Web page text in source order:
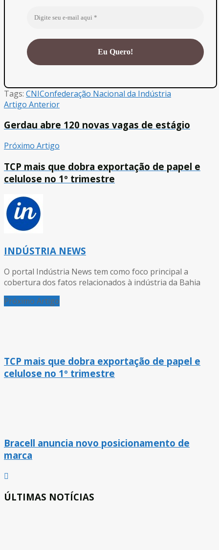
Tags: CNIConfederação Nacional da Indústria
Artigo Anterior
Gerdau abre 120 novas vagas de estágio
Próximo Artigo
TCP mais que dobra exportação de papel e
celulose no 1º trimestre
INDÚSTRIA NEWS
O portal Indústria News tem como foco principal a
cobertura dos fatos relacionados à indústria da Bahia
Próximo Artigo
TCP mais que dobra exportação de papel e
celulose no 1º trimestre
Bracell anuncia novo posicionamento de
marca
ÚLTIMAS NOTÍCIAS